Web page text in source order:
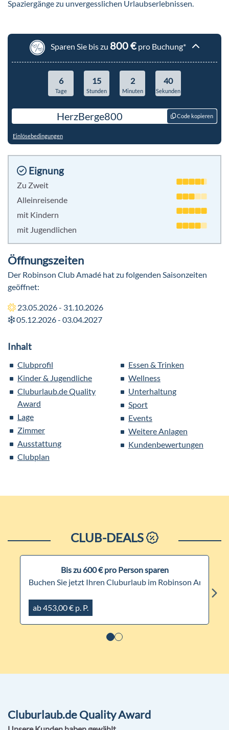
Inhalt
Clubprofil
Kinder & Jugendliche
Cluburlaub.de Quality
Award
Lage
Zimmer
Ausstattung
Clubplan
Essen & Trinken
Wellness
Unterhaltung
Sport
Events
Weitere Anlagen
Kundenbewertungen
Eignung
Zu Zweit
Alleinreisende
mit Kindern
mit Jugendlichen
Öffnungszeiten
Der Robinson Club Amadé hat zu folgenden Saisonzeiten
geöffnet:
23.05.2026 - 31.10.2026
05.12.2026 - 03.04.2027
Sparen Sie bis zu 800 €pro Buchung*
6
Tage
15
Stunden
2
Minuten
39
Sekunden
HerzBerge800 Code kopieren
Einlösebedingungen
Spaziergänge zu unvergesslichen Urlaubserlebnissen.
CLUB-DEALS
Bis zu 600 € pro Person sparen
Buchen Sie jetzt Ihren Cluburlaub im Robinson Amade
ab 453,00 € p. P.
Cluburlaub.de Quality Award